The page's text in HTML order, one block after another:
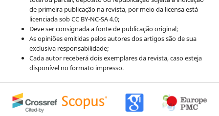
de primeira publicação na revista, por meio da licensa está
licenciada sob CC BY-NC-SA 4.0;
Deve ser consignada a fonte de publicação original;
As opiniões emitidas pelos autores dos artigos são de sua
exclusiva responsabilidade;
Cada autor receberá dois exemplares da revista, caso esteja
disponível no formato impresso.